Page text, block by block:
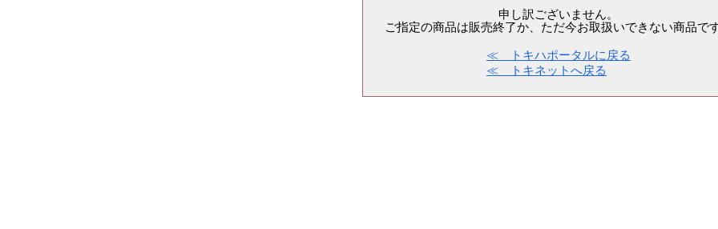
申し訳ございません。
ご指定の商品は販売終了か、ただ今お取扱いできない商品です
≪ トキハポータルに戻る
≪ トキネットへ戻る